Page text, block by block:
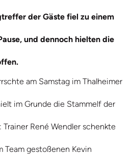
der Gäste fiel zu einem
und dennoch hielten die
am Samstag im Thalheimer
im Grunde die Stammelf der
René Wendler schenkte
Team gestoßenen Kevin